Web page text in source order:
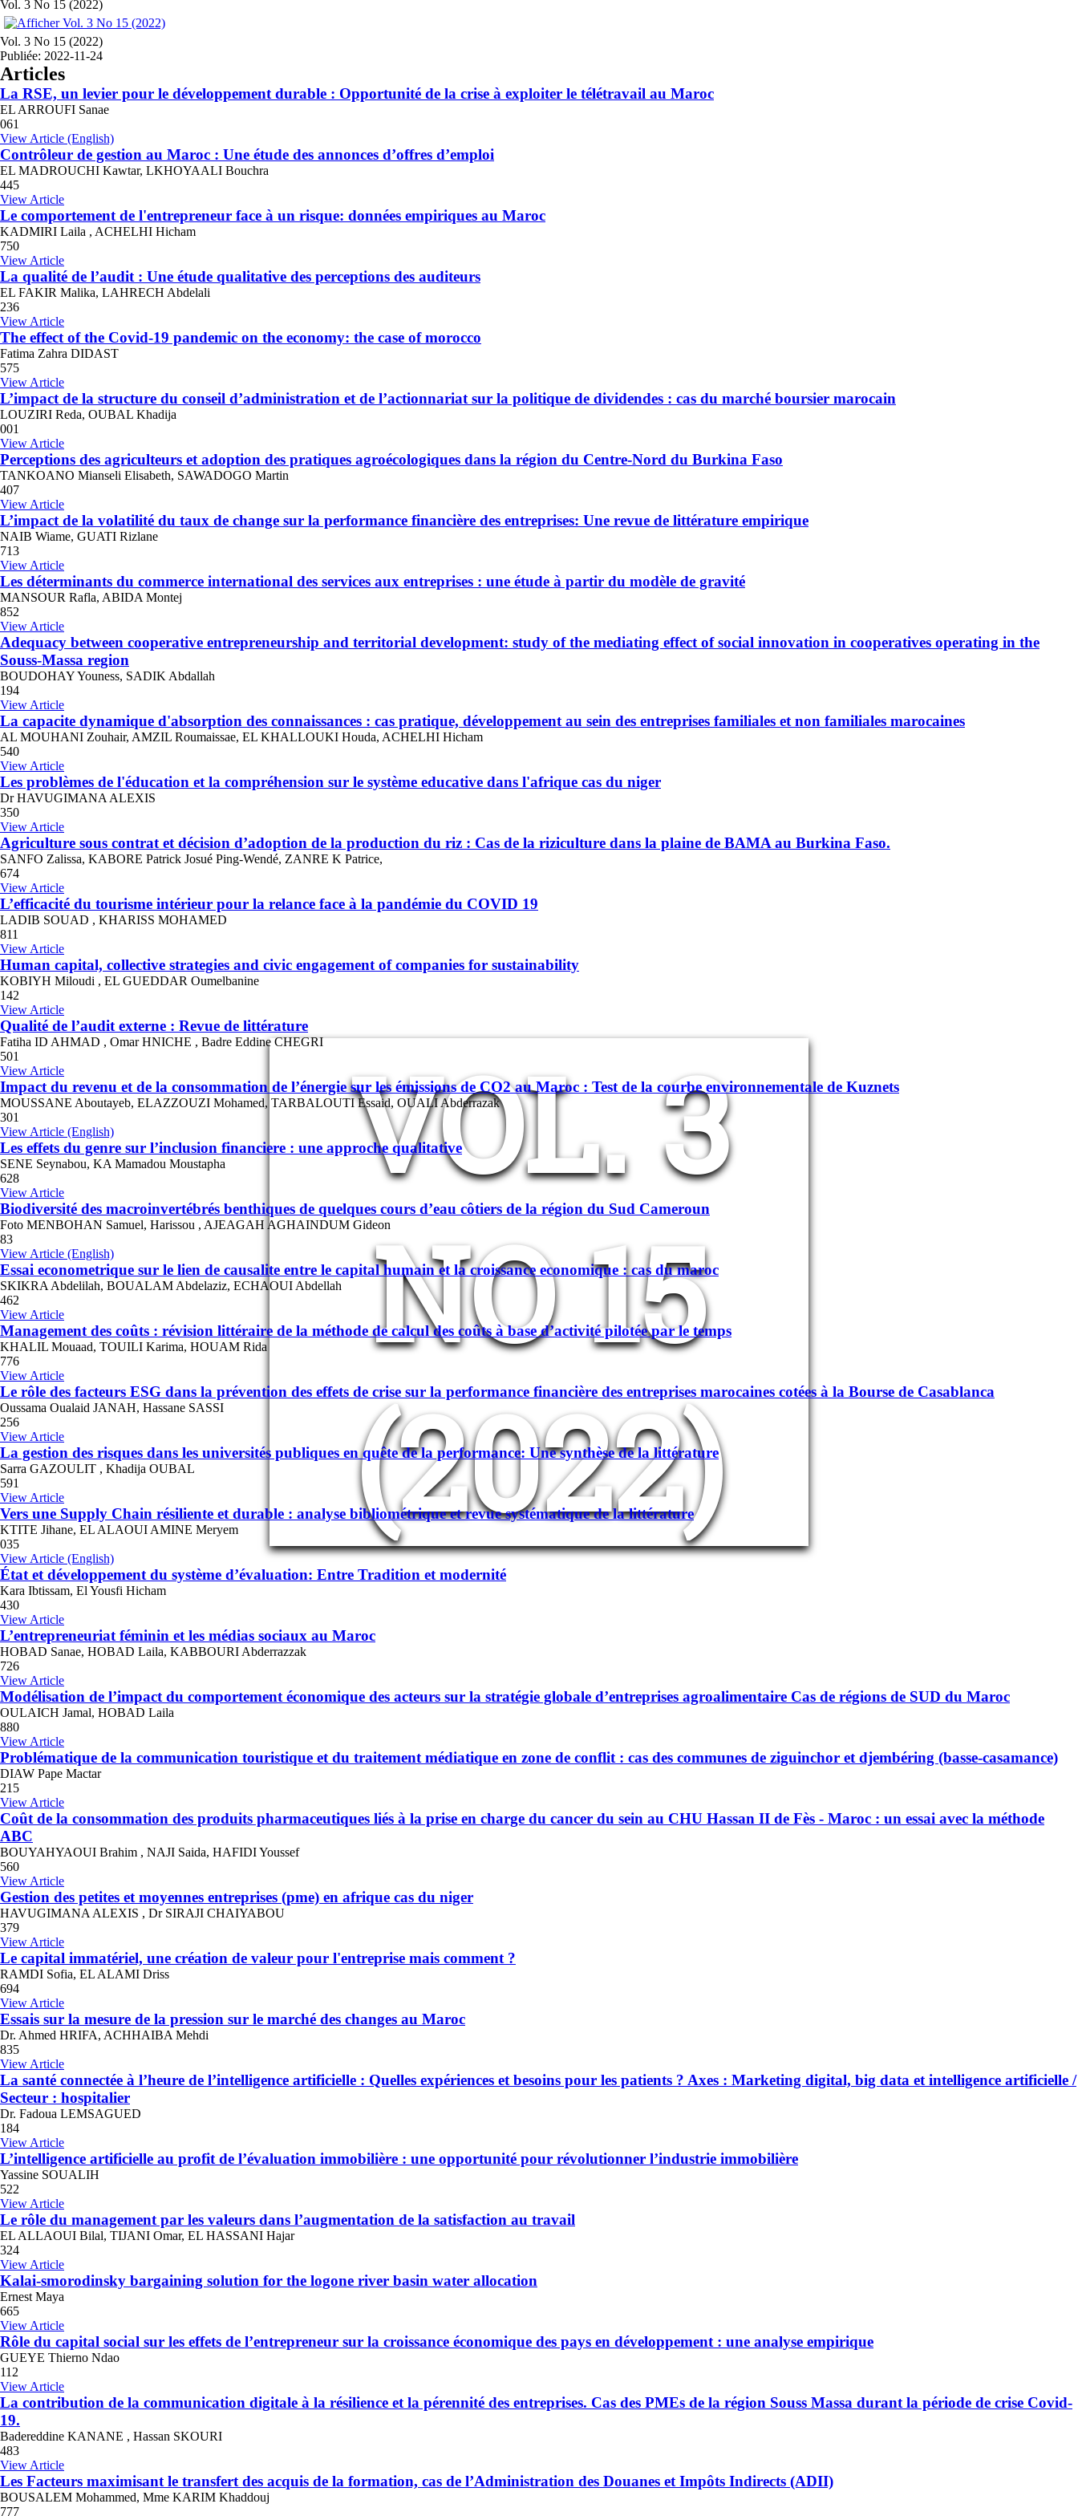
Vol. 3 No 15 (2022)
VOL. 3
NO 15
(2022)
Vol. 3 No 15 (2022)
Publiée: 2022-11-24
Articles
La RSE, un levier pour le développement durable : Opportunité de la crise à exploiter le télétravail au Maroc
EL ARROUFI Sanae
061
View Article (English)
Contrôleur de gestion au Maroc : Une étude des annonces d’offres d’emploi
EL MADROUCHI Kawtar, LKHOYAALI Bouchra
445
View Article
Le comportement de l'entrepreneur face à un risque: données empiriques au Maroc
KADMIRI Laila , ACHELHI Hicham
750
View Article
La qualité de l’audit : Une étude qualitative des perceptions des auditeurs
EL FAKIR Malika, LAHRECH Abdelali
236
View Article
The effect of the Covid-19 pandemic on the economy: the case of morocco
Fatima Zahra DIDAST
575
View Article
L’impact de la structure du conseil d’administration et de l’actionnariat sur la politique de dividendes : cas du marché boursier marocain
LOUZIRI Reda, OUBAL Khadija
001
View Article
Perceptions des agriculteurs et adoption des pratiques agroécologiques dans la région du Centre-Nord du Burkina Faso
TANKOANO Mianseli Elisabeth, SAWADOGO Martin
407
View Article
L’impact de la volatilité du taux de change sur la performance financière des entreprises: Une revue de littérature empirique
NAIB Wiame, GUATI Rizlane
713
View Article
Les déterminants du commerce international des services aux entreprises : une étude à partir du modèle de gravité
MANSOUR Rafla, ABIDA Montej
852
View Article
Adequacy between cooperative entrepreneurship and territorial development: study of the mediating effect of social innovation in cooperatives operating in the
Souss-Massa region
BOUDOHAY Youness, SADIK Abdallah
194
View Article
La capacite dynamique d'absorption des connaissances : cas pratique, développement au sein des entreprises familiales et non familiales marocaines
AL MOUHANI Zouhair, AMZIL Roumaissae, EL KHALLOUKI Houda, ACHELHI Hicham
540
View Article
Les problèmes de l'éducation et la compréhension sur le système educative dans l'afrique cas du niger
Dr HAVUGIMANA ALEXIS
350
View Article
Agriculture sous contrat et décision d’adoption de la production du riz : Cas de la riziculture dans la plaine de BAMA au Burkina Faso.
SANFO Zalissa, KABORE Patrick Josué Ping-Wendé, ZANRE K Patrice,
674
View Article
L’efficacité du tourisme intérieur pour la relance face à la pandémie du COVID 19
LADIB SOUAD , KHARISS MOHAMED
811
View Article
Human capital, collective strategies and civic engagement of companies for sustainability
KOBIYH Miloudi , EL GUEDDAR Oumelbanine
142
View Article
Qualité de l’audit externe : Revue de littérature
Fatiha ID AHMAD , Omar HNICHE , Badre Eddine CHEGRI
501
View Article
Impact du revenu et de la consommation de l’énergie sur les émissions de CO2 au Maroc : Test de la courbe environnementale de Kuznets
MOUSSANE Aboutayeb, ELAZZOUZI Mohamed, TARBALOUTI Essaid, OUALI Abderrazak
301
View Article (English)
Les effets du genre sur l’inclusion financiere : une approche qualitative
SENE Seynabou, KA Mamadou Moustapha
628
View Article
Biodiversité des macroinvertébrés benthiques de quelques cours d’eau côtiers de la région du Sud Cameroun
Foto MENBOHAN Samuel, Harissou , AJEAGAH AGHAINDUM Gideon
83
View Article (English)
Essai econometrique sur le lien de causalite entre le capital humain et la croissance economique : cas du maroc
SKIKRA Abdelilah, BOUALAM Abdelaziz, ECHAOUI Abdellah
462
View Article
Management des coûts : révision littéraire de la méthode de calcul des coûts à base d’activité pilotée par le temps
KHALIL Mouaad, TOUILI Karima, HOUAM Rida
776
View Article
Le rôle des facteurs ESG dans la prévention des effets de crise sur la performance financière des entreprises marocaines cotées à la Bourse de Casablanca
Oussama Oualaid JANAH, Hassane SASSI
256
View Article
La gestion des risques dans les universités publiques en quête de la performance: Une synthèse de la littérature
Sarra GAZOULIT , Khadija OUBAL
591
View Article
Vers une Supply Chain résiliente et durable : analyse bibliométrique et revue systématique de la littérature
KTITE Jihane, EL ALAOUI AMINE Meryem
035
View Article (English)
État et développement du système d’évaluation: Entre Tradition et modernité
Kara Ibtissam, El Yousfi Hicham
430
View Article
L’entrepreneuriat féminin et les médias sociaux au Maroc
HOBAD Sanae, HOBAD Laila, KABBOURI Abderrazzak
726
View Article
Modélisation de l’impact du comportement économique des acteurs sur la stratégie globale d’entreprises agroalimentaire Cas de régions de SUD du Maroc
OULAICH Jamal, HOBAD Laila
880
View Article
Problématique de la communication touristique et du traitement médiatique en zone de conflit : cas des communes de ziguinchor et djembéring (basse-casamance)
DIAW Pape Mactar
215
View Article
Coût de la consommation des produits pharmaceutiques liés à la prise en charge du cancer du sein au CHU Hassan II de Fès - Maroc : un essai avec la méthode
ABC
BOUYAHYAOUI Brahim , NAJI Saida, HAFIDI Youssef
560
View Article
Gestion des petites et moyennes entreprises (pme) en afrique cas du niger
HAVUGIMANA ALEXIS , Dr SIRAJI CHAIYABOU
379
View Article
Le capital immatériel, une création de valeur pour l'entreprise mais comment ?
RAMDI Sofia, EL ALAMI Driss
694
View Article
Essais sur la mesure de la pression sur le marché des changes au Maroc
Dr. Ahmed HRIFA, ACHHAIBA Mehdi
835
View Article
La santé connectée à l’heure de l’intelligence artificielle : Quelles expériences et besoins pour les patients ? Axes : Marketing digital, big data et intelligence artificielle /
Secteur : hospitalier
Dr. Fadoua LEMSAGUED
184
View Article
L’intelligence artificielle au profit de l’évaluation immobilière : une opportunité pour révolutionner l’industrie immobilière
Yassine SOUALIH
522
View Article
Le rôle du management par les valeurs dans l’augmentation de la satisfaction au travail
EL ALLAOUI Bilal, TIJANI Omar, EL HASSANI Hajar
324
View Article
Kalai-smorodinsky bargaining solution for the logone river basin water allocation
Ernest Maya
665
View Article
Rôle du capital social sur les effets de l’entrepreneur sur la croissance économique des pays en développement : une analyse empirique
GUEYE Thierno Ndao
112
View Article
La contribution de la communication digitale à la résilience et la pérennité des entreprises. Cas des PMEs de la région Souss Massa durant la période de crise Covid-
19.
Badereddine KANANE , Hassan SKOURI
483
View Article
Les Facteurs maximisant le transfert des acquis de la formation, cas de l’Administration des Douanes et Impôts Indirects (ADII)
BOUSALEM Mohammed, Mme KARIM Khaddouj
777